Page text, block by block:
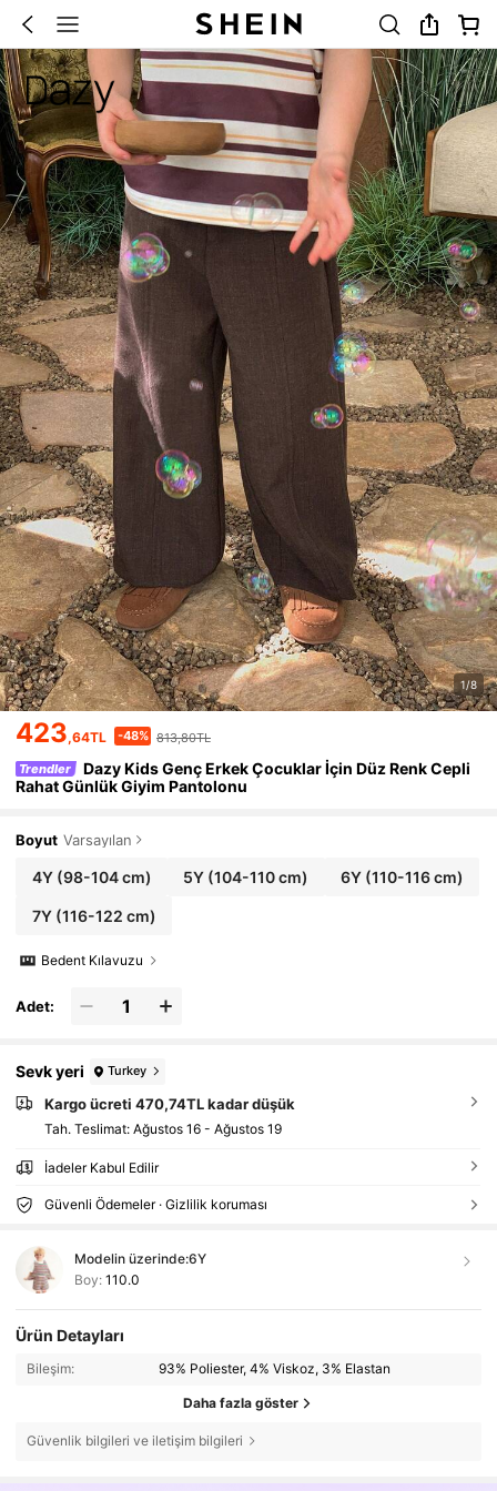
1/8
423,64TL -48% 813,80TL
Trendler
Dazy Kids Genç Erkek Çocuklar İçin Düz Renk Cepli
Rahat Günlük Giyim Pantolonu
Boyut Varsayılan
4Y(98-104 cm) 5Y (104-110 cm) 6Y(110-116 cm)
7Y(116-122 cm)
Bedent Kılavuzu
Adet:
Sevk yeri Turkey
Kargo ücreti 470,74TL kadar düşük
Tah. Teslimat: Ağustos 16 - Ağustos 19
İadeler Kabul Edilir
Güvenli Ödemeler · Gizlilik koruması
Modelin üzerinde:6Y
Boy: 110.0
Ürün Detayları
Bileşim: 93% Poliester, 4% Viskoz, 3% Elastan
Daha fazla göster
Güvenlik bilgileri ve iletişim bilgileri